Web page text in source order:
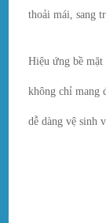
thoải mái, sang
Hiệu ứng bề mặt
không chỉ mang
dễ dàng vệ sinh